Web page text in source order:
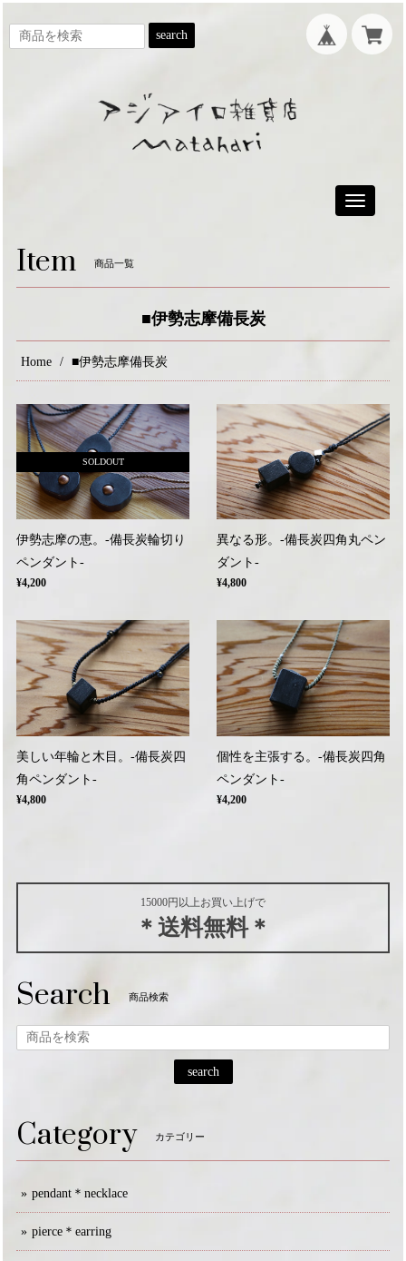
search
Toggle
Item 商品一覧
■伊勢志摩備長炭
Home ■伊勢志摩備長炭
SOLDOUT
伊勢志摩の恵。-備長炭輪切り
ペンダント-
¥4,200
異なる形。-備長炭四角丸ペン
ダント-
¥4,800
美しい年輪と木目。-備長炭四
角ペンダント-
¥4,800
個性を主張する。-備長炭四角
ペンダント-
¥4,200
15000円以上お買い上げで
＊送料無料＊
Search 商品検索
search
Category カテゴリー
pendant＊necklace
pierce＊earring